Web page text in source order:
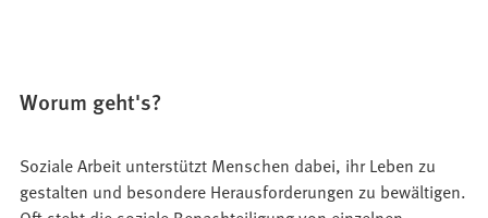
Worum geht's?
Soziale Arbeit unterstützt Menschen dabei, ihr Leben zu
gestalten und besondere Herausforderungen zu bewältigen.